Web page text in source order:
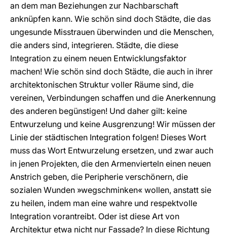
an dem man Beziehungen zur Nachbarschaft
anknüpfen kann. Wie schön sind doch Städte, die das
ungesunde Misstrauen überwinden und die Menschen,
die anders sind, integrieren. Städte, die diese
Integration zu einem neuen Entwicklungsfaktor
machen! Wie schön sind doch Städte, die auch in ihrer
architektonischen Struktur voller Räume sind, die
vereinen, Verbindungen schaffen und die Anerkennung
des anderen begünstigen! Und daher gilt: keine
Entwurzelung und keine Ausgrenzung! Wir müssen der
Linie der städtischen Integration folgen! Dieses Wort
muss das Wort Entwurzelung ersetzen, und zwar auch
in jenen Projekten, die den Armenvierteln einen neuen
Anstrich geben, die Peripherie verschönern, die
sozialen Wunden »wegschminken« wollen, anstatt sie
zu heilen, indem man eine wahre und respektvolle
Integration vorantreibt. Oder ist diese Art von
Architektur etwa nicht nur Fassade? In diese Richtung